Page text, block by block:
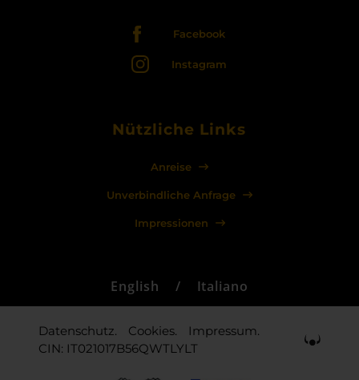
Facebook
Instagram
Nützliche Links
Anreise
Unverbindliche Anfrage
Impressionen
English / Italiano
Datenschutz. Cookies.
Impressum.
CIN: IT021017B56QWTLYLT